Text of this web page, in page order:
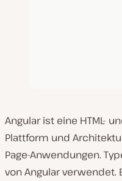
Angular ist eine HTML-
Plattform und
Page-Anwendungen.
von Angular